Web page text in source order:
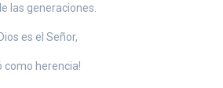
las generaciones.
es el Señor,
como herencia!